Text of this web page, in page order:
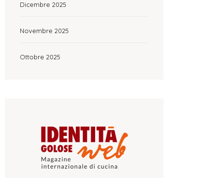
Dicembre 2025
Novembre 2025
Ottobre 2025